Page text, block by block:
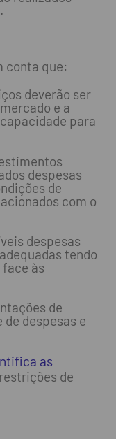
conta que:
deverão ser
e a
para
despesas
de
com o
despesas
tendo
às
de
despesas e
as
de